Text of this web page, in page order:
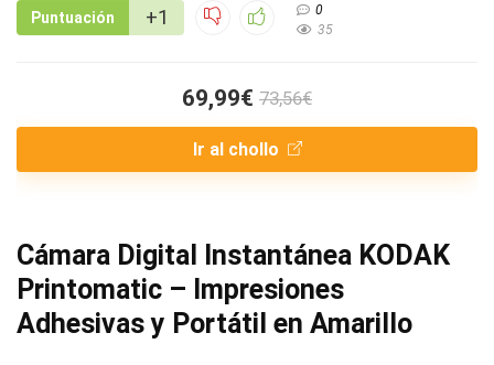
Puntuación +1
0
35
69,99€ 73,56€
Ir al chollo
Cámara Digital Instantánea KODAK
Printomatic – Impresiones
Adhesivas y Portátil en Amarillo